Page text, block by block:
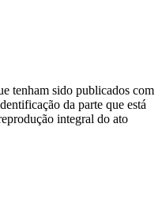
tenham sido publicados com
da parte que está
integral do ato